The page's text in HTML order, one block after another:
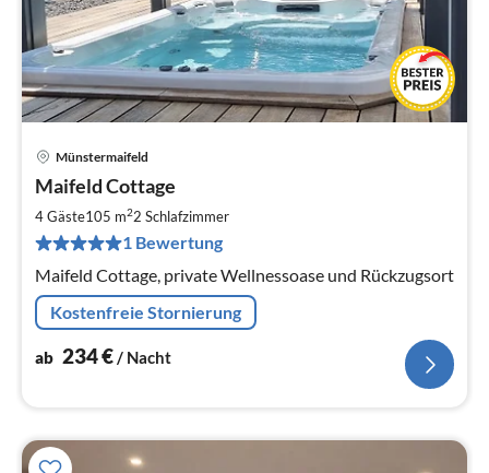
Münstermaifeld
Maifeld Cottage
4 Gäste105 m22 Schlafzimmer
1 Bewertung
Maifeld Cottage, private Wellnessoase und Rückzugsort
Kostenfreie Stornierung
ab 234€/ Nacht